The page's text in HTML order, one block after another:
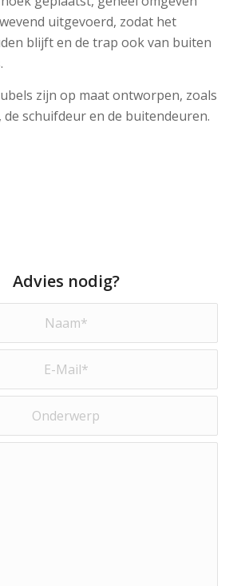
uitgevoerd, zodat het
blijft en de trap ook van buiten
zijn op maat ontworpen, zoals
de schuifdeur en de buitendeuren.
Advies nodig?